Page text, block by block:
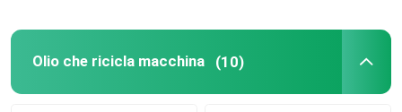
Olio che ricicla macchina (10)